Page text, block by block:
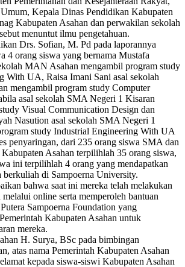
Kepala Dinas Pendidikan Kabupaten
Kabupaten Asahan dan perwakilan sekolah
menuntut ilmu pengetahuan.
Drs. Sofian, M. Pd pada laporannya
4 orang siswa yang bernama Mustafa
MAN Asahan mengambil program study
With UA, Raisa Imani Sani asal sekolah
mengambil program study Computer
asal sekolah SMA Negeri 1 Kisaran
Visual Communication Design dan
Nasution asal sekolah SMA Negeri 1
study Industrial Engineering With UA
penyaringan, dari 235 orang siswa SMA dan
Asahan terpilihlah 35 orang siswa,
ini terpilihlah 4 orang yang mendapatkan
berkuliah di Sampoerna University.
bahwa saat ini mereka telah melakukan
melalui online serta memperoleh bantuan
Sampoerna Foundation yang
Kabupaten Asahan untuk
mereka.
H. Surya, BSc pada bimbingan
atas nama Pemerintah Kabupaten Asahan
kepada siswa-siswi Kabupaten Asahan